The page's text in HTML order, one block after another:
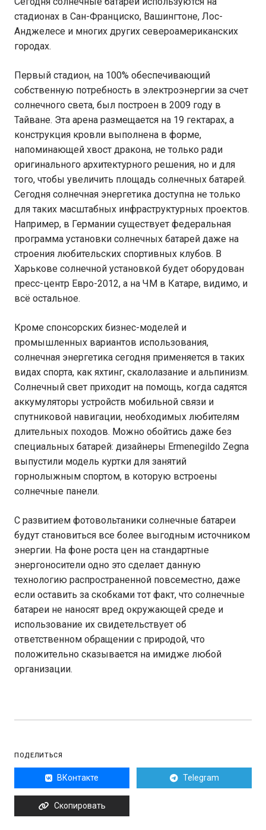
стадионах в Сан-Франциско, Вашингтоне, Лос-
Анджелесе и многих других североамериканских
городах.
Первый стадион, на 100% обеспечивающий
собственную потребность в электроэнергии за счет
солнечного света, был построен в 2009 году в
Тайване. Эта арена размещается на 19 гектарах, а
конструкция кровли выполнена в форме,
напоминающей хвост дракона, не только ради
оригинального архитектурного решения, но и для
того, чтобы увеличить площадь солнечных батарей.
Сегодня солнечная энергетика доступна не только
для таких масштабных инфраструктурных проектов.
Например, в Германии существует федеральная
программа установки солнечных батарей даже на
строения любительских спортивных клубов. В
Харькове солнечной установкой будет оборудован
пресс-центр Евро-2012, а на ЧМ в Катаре, видимо, и
всё остальное.
Кроме спонсорских бизнес-моделей и
промышленных вариантов использования,
солнечная энергетика сегодня применяется в таких
видах спорта, как яхтинг, скалолазание и альпинизм.
Солнечный свет приходит на помощь, когда садятся
аккумуляторы устройств мобильной связи и
спутниковой навигации, необходимых любителям
длительных походов. Можно обойтись даже без
специальных батарей: дизайнеры Ermenegildo Zegna
выпустили модель куртки для занятий
горнолыжным спортом, в которую встроены
солнечные панели.
С развитием фотовольтаники солнечные батареи
будут становиться все более выгодным источником
энергии. На фоне роста цен на стандартные
энергоносители одно это сделает данную
технологию распространенной повсеместно, даже
если оставить за скобками тот факт, что солнечные
батареи не наносят вред окружающей среде и
использование их свидетельствует об
ответственном обращении с природой, что
положительно сказывается на имидже любой
организации.
ПОДЕЛИТЬСЯ
ВКонтакте Telegram
Скопировать